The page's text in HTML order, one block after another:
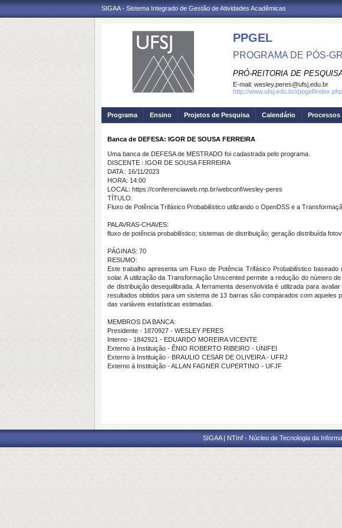
SIGAA - Sistema Integrado de Gestão de Atividades Acadêmicas
PPGEL
PROGRAMA DE PÓS-
PRÓ-REITORIA DE
E-mail: wesley.peres@ufsj.edu.br
http://www.ufsj.edu.br//ppgel/index.php
Programa Ensino Projetos de Pesquisa Calendário Processos
Banca de DEFESA: IGOR DE SOUSA FERREIRA
Uma banca de DEFESA de MESTRADO foi cadastrada pelo programa.
DISCENTE : IGOR DE SOUSA FERREIRA
DATA : 16/11/2023
HORA: 14:00
LOCAL: https://conferenciaweb.rnp.br/webconf/wesley-peres
TÍTULO:
Fluxo de Potência Trifásico Probabilístico utilizando o OpenDSS e a
PALAVRAS-CHAVES:
fluxo de potência probabilístico; sistemas de distribuição; geração distribuída
PÁGINAS: 70
RESUMO:
Este trabalho apresenta um Fluxo de Potência Trifásico Probabilístico
solar. A utilização da Transformação Unscented permite a redução do número
de distribuição desequilibrada. A ferramenta desenvolvida é utilizada para
resultados obtidos para um sistema de 13 barras são comparados com
das variáveis estatísticas estimadas.
MEMBROS DA BANCA:
Presidente - 1870927 - WESLEY PERES
Interno - 1842921 - EDUARDO MOREIRA VICENTE
Externo à Instituição - ÊNIO ROBERTO RIBEIRO - UNIFEI
Externo à Instituição - BRAULIO CESAR DE OLIVEIRA - UFRJ
Externo à Instituição - ALLAN FAGNER CUPERTINO - UFJF
SIGAA | NTInf - Núcleo de Tecnologia da